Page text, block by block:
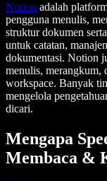
Notion adalah
pengguna menulis,
struktur dokumen
untuk catatan,
dokumentasi. Notion
menulis, merangkum,
workspace. Banyak
mengelola
dicari.
Mengapa
Membaca &